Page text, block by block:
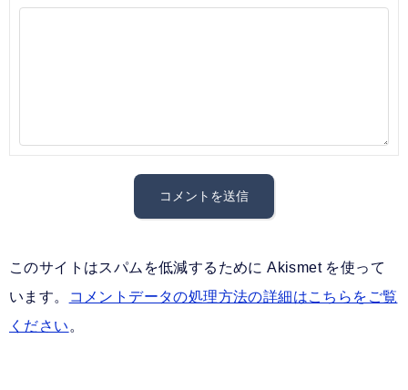
このサイトはスパムを低減するために Akismet を使って
います。
コメントデータの処理方法の詳細はこちらをご覧
ください 。